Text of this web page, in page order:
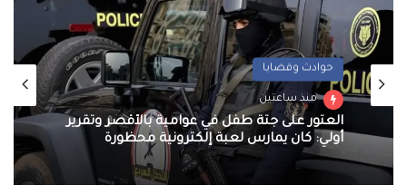
حوادث وقضايا
منذ ساعتين
العثور على جثة طفل في عوامية بالأقصر وتقرير
أولي: كان يمارس لعبة إلكترونية محظورة